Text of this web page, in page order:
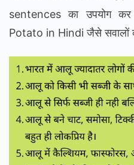
sentences का उपयोग
Potato in Hindi जैसे सवालों